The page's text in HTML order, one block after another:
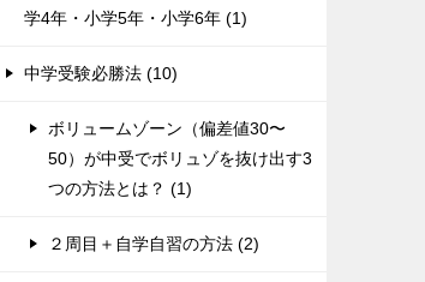
学4年・小学5年・小学6年 (1)
中学受験必勝法 (10)
ボリュームゾーン（偏差値30〜
50）が中受でボリュゾを抜け出す3
つの方法とは？ (1)
２周目＋自学自習の方法 (2)